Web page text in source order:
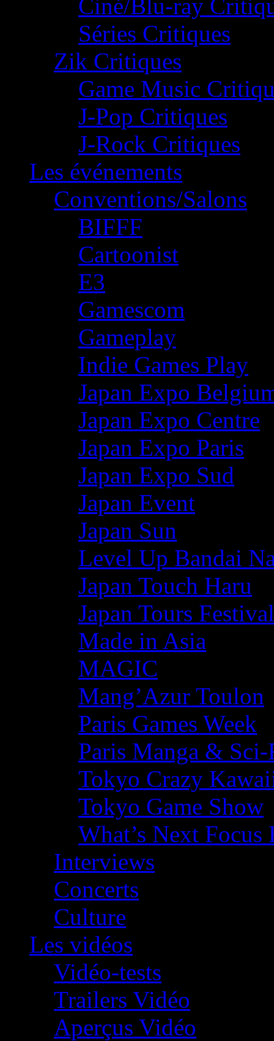
Ciné/Blu-ray
Séries Critiques
Zik Critiques
Game Music
J-Pop Critiques
J-Rock Critiques
Les événements
Conventions/Salons
BIFFF
Cartoonist
E3
Gamescom
Gameplay
Indie Games Play
Japan Expo
Japan Expo Centre
Japan Expo Paris
Japan Expo Sud
Japan Event
Japan Sun
Level Up Bandai
Japan Touch Haru
Japan Tours Festival
Made in Asia
MAGIC
Mang’Azur Toulon
Paris Games Week
Paris Manga &
Tokyo Crazy
Tokyo Game Show
What’s Next
Interviews
Concerts
Culture
Les vidéos
Vidéo-tests
Trailers Vidéo
Aperçus Vidéo